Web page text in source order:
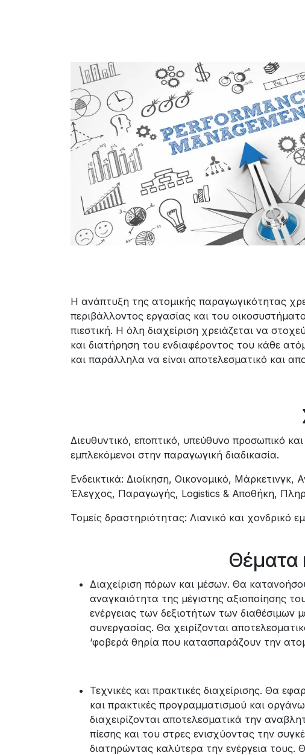
Η ανάπτυξη της ατομικής παραγωγικότητας
περιβάλλοντος εργασίας και του
πιεστική. Η όλη διαχείριση χρειάζεται να
και διατήρηση του ενδιαφέροντος του κάθε
και παράλληλα να είναι αποτελεσματικό και
Διευθυντικό, εποπτικό, υπεύθυνο προσωπικό
εμπλεκόμενοι στην παραγωγική διαδικασία.
Ενδεικτικά: Διοίκηση, Οικονομικό,
Έλεγχος, Παραγωγής, Logistics & Αποθήκη,
Τομείς δραστηριότητας: Λιανικό και
Θέματα
Διαχείριση πόρων και μέσων. Θα
αναγκαιότητα της μέγιστης αξιοποίησης
ενέργειας των δεξιοτήτων των διαθέσιμων
συνεργασίας. Θα χειρίζονται
‘φοβερά θηρία που κατασπαράζουν την
Τεχνικές και πρακτικές διαχείρισης. Θα
και πρακτικές προγραμματισμού και
διαχειρίζονται αποτελεσματικά την
πίεσης και του στρες ενισχύοντας την
διατηρώντας καλύτερα την ενέργεια τους.